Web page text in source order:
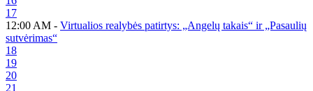
17
12:00 AM - Virtualios realybės patirtys: „Angelų takais“ ir „Pasaulių
sutvėrimas“
18
19
20
21